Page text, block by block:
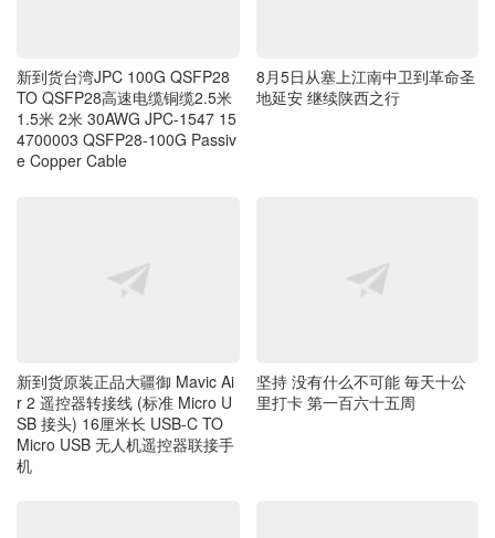
TO QSFP28高速电缆铜缆2.5米
1.5米 2米 30AWG JPC-1547 15
4700003 QSFP28-100G Passiv
e Copper Cable
地延安 继续陕西之行
SB 接头) 16厘米长 USB-C TO
Micro USB 无人机遥控器联接手
机